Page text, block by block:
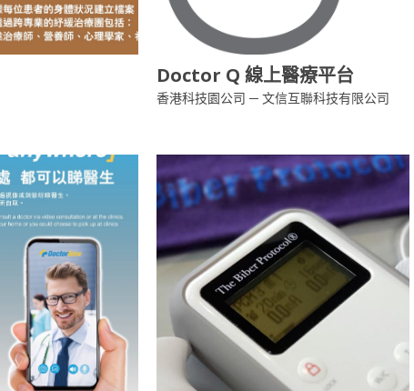
Doctor Q 線上醫療平台
香港科技園公司 ─ 文信互聯科技有限公司